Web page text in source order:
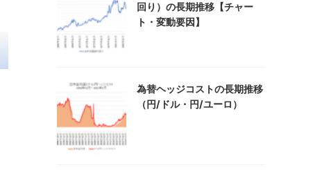
回り）の長期推移【チャー
ト・変動要因】
為替ヘッジコストの長期推移
（円/ドル・円/ユーロ）